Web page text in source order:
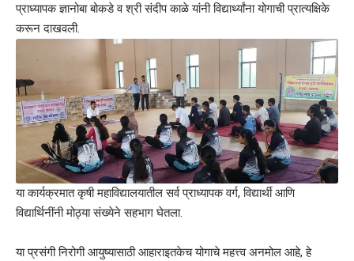
प्राध्यापक ज्ञानोबा बोकडे व श्री संदीप काळे यांनी विद्यार्थ्यांना योगाची प्रात्यक्षिके
करून दाखवली.
या कार्यक्रमात कृषी महाविद्यालयातील सर्व प्राध्यापक वर्ग, विद्यार्थी आणि
विद्यार्थिनींनी मोठ्या संख्येने सहभाग घेतला.
या प्रसंगी निरोगी आयुष्यासाठी आहाराइतकेच योगाचे महत्त्व अनमोल आहे, हे